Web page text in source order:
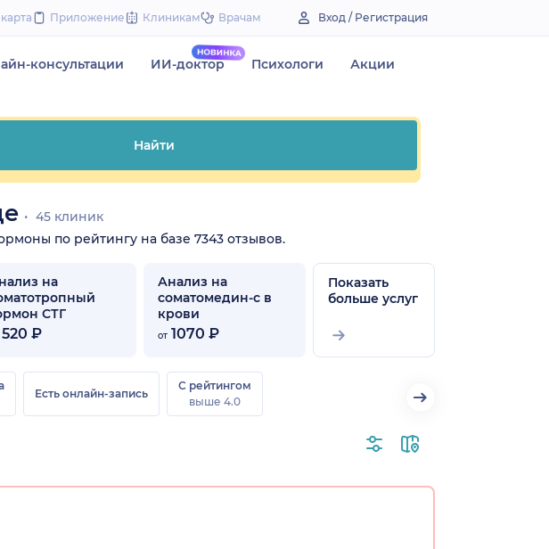
Приложение Клиникам Врачам Вход / Регистрация
консультации ИИ-доктор Психологи Акции
Найти
45 клиник
по рейтингу на базе 7343 отзывов.
на
СТГ
₽
Анализ на
соматомедин-с в
крови
от1070 ₽
Показать
больше услуг
Есть онлайн-запись
С рейтингом
выше 4.0